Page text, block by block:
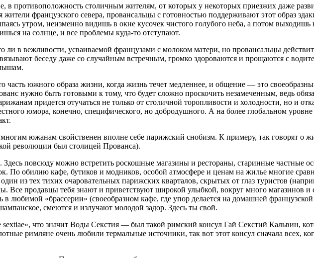
противоположность столичным жителям, от которых у некоторых приезжих даже
французского севера, провансальцы с готовностью поддерживают этот образ
утром, неизменно видишь в окне кусочек чистого голубого неба, а потом
на солнце, и все проблемы куда-то отступают.
ли в вежливости, усваиваемой французами с молоком матери, но провансальцы
беседу даже со случайным встречным, громко здороваются и прощаются с
южного образа жизни, когда жизнь течет медленнее, и общение — это
нужно быть готовыми к тому, что будет сложно проскочить незамеченным, ведь
придется отучаться не только от столичной торопливости и холодности, но и
юмора, конечно, специфического, но добродушного. А на более глобальном
южанам свойственен вполне себе парижский снобизм. К примеру, так говорят о
революции был столицей Прованса).
повсюду можно встретить роскошные магазины и рестораны, старинные частные
обилию кафе, бутиков и модников, особой атмосфере и ценам на жилье многие
из тех тихих очаровательных парижских кварталов, скрытых от глаз туристов
Все продавцы тебя знают и приветствуют широкой улыбкой, вокруг много магазинов
любимой «брассерии» (своеобразном кафе, где упор делается на домашней
ое, смеются и излучают молодой задор. Здесь ты свой.
sextiae», что значит Воды Секстия — был такой римский консул Гай Секстий Кальвин,
римляне очень любили термальные источники, так вот этот консул сначала всех,